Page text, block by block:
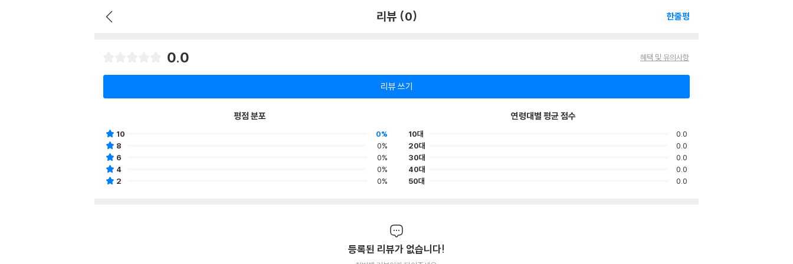
리뷰 (0) 한줄평
0.0 혜택 및 유의사항
리뷰 쓰기
평점 분포
10
0%
8
0%
6
0%
4
0%
2
0%
연령대별 평균 점수
10대
0.0
20대
0.0
30대
0.0
40대
0.0
50대
0.0
등록된 리뷰가 없습니다!